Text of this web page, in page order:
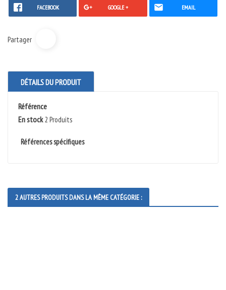
FACEBOOK GOOGLE + EMAIL
Partager
DÉTAILS DU PRODUIT
Référence
En stock 2 Produits
Références spécifiques
2 AUTRES PRODUITS DANS LA MÊME CATÉGORIE :